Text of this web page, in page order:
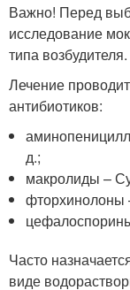
Важно! Перед
исследование
типа возбудителя.
Лечение
антибиотиков:
д.;
макролиды –
фторхинолоны
Часто
виде